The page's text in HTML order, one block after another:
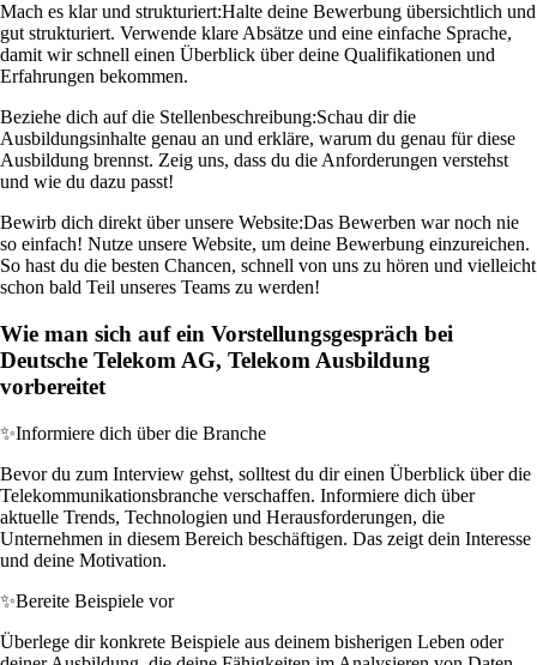
Mach es klar und strukturiert:Halte deine Bewerbung übersichtlich und
gut strukturiert. Verwende klare Absätze und eine einfache Sprache,
damit wir schnell einen Überblick über deine Qualifikationen und
Erfahrungen bekommen.
Beziehe dich auf die Stellenbeschreibung:Schau dir die
Ausbildungsinhalte genau an und erkläre, warum du genau für diese
Ausbildung brennst. Zeig uns, dass du die Anforderungen verstehst
und wie du dazu passt!
Bewirb dich direkt über unsere Website:Das Bewerben war noch nie
so einfach! Nutze unsere Website, um deine Bewerbung einzureichen.
So hast du die besten Chancen, schnell von uns zu hören und vielleicht
schon bald Teil unseres Teams zu werden!
Wie man sich auf ein Vorstellungsgespräch bei
Deutsche Telekom AG, Telekom Ausbildung
vorbereitet
✨Informiere dich über die Branche
Bevor du zum Interview gehst, solltest du dir einen Überblick über die
Telekommunikationsbranche verschaffen. Informiere dich über
aktuelle Trends, Technologien und Herausforderungen, die
Unternehmen in diesem Bereich beschäftigen. Das zeigt dein Interesse
und deine Motivation.
✨Bereite Beispiele vor
Überlege dir konkrete Beispiele aus deinem bisherigen Leben oder